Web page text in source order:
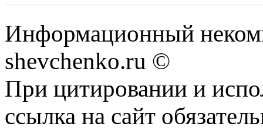
Информационный
shevchenko.ru ©
При цитировании и
ссылка на сайт